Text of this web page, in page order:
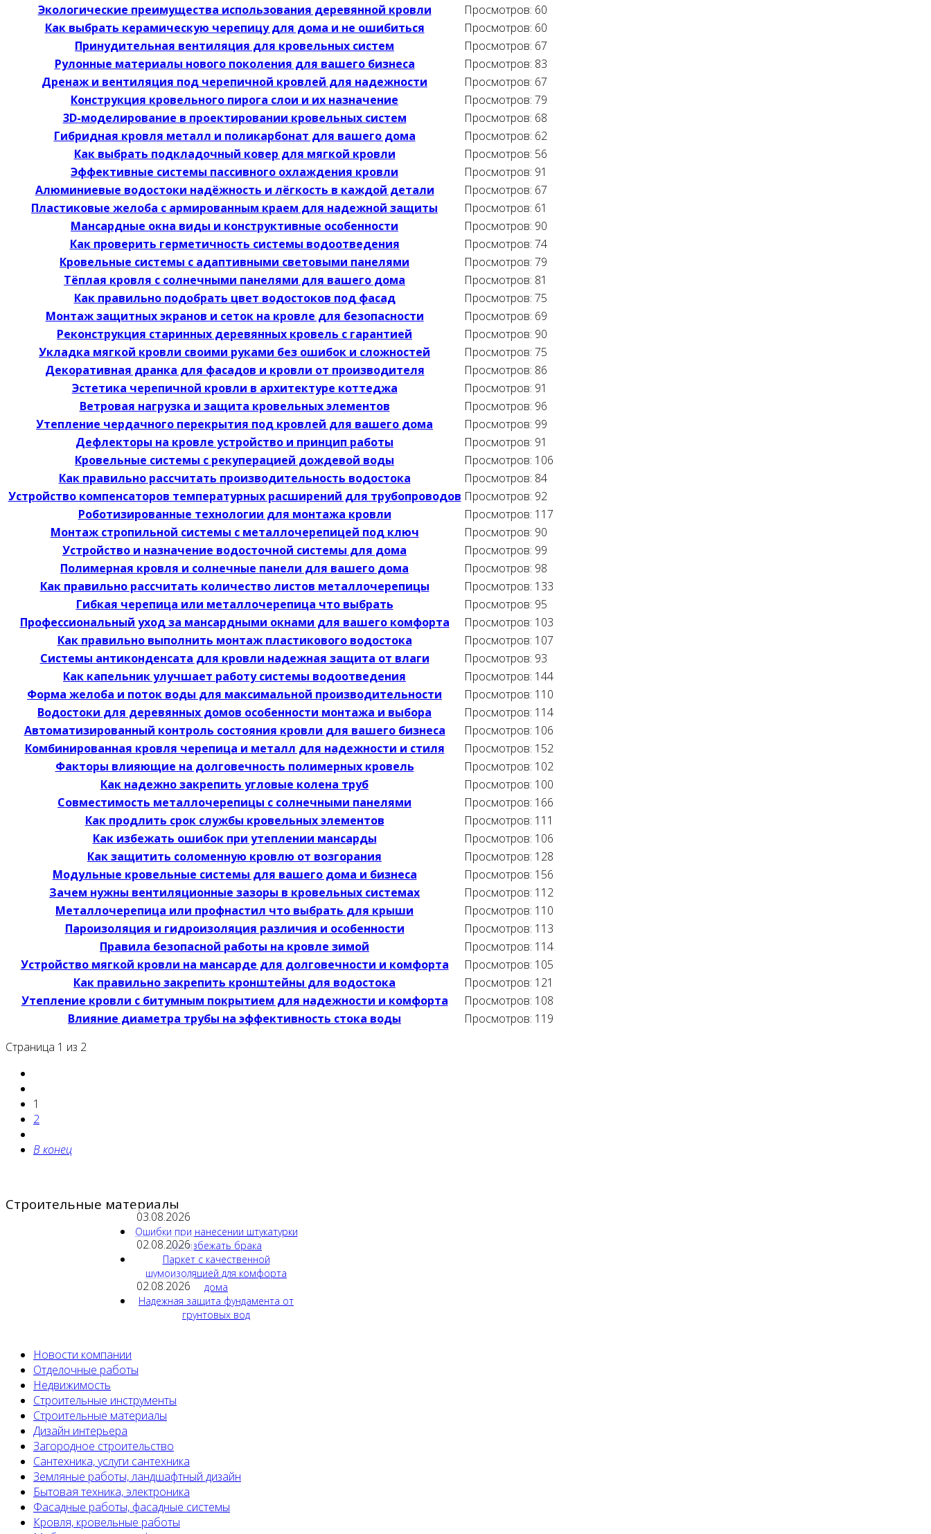
Экологические преимущества использования деревянной кровли
Просмотров: 60
Как выбрать керамическую черепицу для дома и не ошибиться
Просмотров: 60
Принудительная вентиляция для кровельных систем
Просмотров: 67
Рулонные материалы нового поколения для вашего бизнеса
Просмотров: 83
Дренаж и вентиляция под черепичной кровлей для надежности
Просмотров: 67
Конструкция кровельного пирога слои и их назначение
Просмотров: 79
3D-моделирование в проектировании кровельных систем
Просмотров: 68
Гибридная кровля металл и поликарбонат для вашего дома
Просмотров: 62
Как выбрать подкладочный ковер для мягкой кровли
Просмотров: 56
Эффективные системы пассивного охлаждения кровли
Просмотров: 91
Алюминиевые водостоки надёжность и лёгкость в каждой детали
Просмотров: 67
Пластиковые желоба с армированным краем для надежной защиты
Просмотров: 61
Мансардные окна виды и конструктивные особенности
Просмотров: 90
Как проверить герметичность системы водоотведения
Просмотров: 74
Кровельные системы с адаптивными световыми панелями
Просмотров: 79
Тёплая кровля с солнечными панелями для вашего дома
Просмотров: 81
Как правильно подобрать цвет водостоков под фасад
Просмотров: 75
Монтаж защитных экранов и сеток на кровле для безопасности
Просмотров: 69
Реконструкция старинных деревянных кровель с гарантией
Просмотров: 90
Укладка мягкой кровли своими руками без ошибок и сложностей
Просмотров: 75
Декоративная дранка для фасадов и кровли от производителя
Просмотров: 86
Эстетика черепичной кровли в архитектуре коттеджа
Просмотров: 91
Ветровая нагрузка и защита кровельных элементов
Просмотров: 96
Утепление чердачного перекрытия под кровлей для вашего дома
Просмотров: 99
Дефлекторы на кровле устройство и принцип работы
Просмотров: 91
Кровельные системы с рекуперацией дождевой воды
Просмотров: 106
Как правильно рассчитать производительность водостока
Просмотров: 84
Устройство компенсаторов температурных расширений для трубопроводов Просмотров: 92
Роботизированные технологии для монтажа кровли
Просмотров: 117
Монтаж стропильной системы с металлочерепицей под ключ
Просмотров: 90
Устройство и назначение водосточной системы для дома
Просмотров: 99
Полимерная кровля и солнечные панели для вашего дома
Просмотров: 98
Как правильно рассчитать количество листов металлочерепицы
Просмотров: 133
Гибкая черепица или металлочерепица что выбрать
Просмотров: 95
Профессиональный уход за мансардными окнами для вашего комфорта
Просмотров: 103
Как правильно выполнить монтаж пластикового водостока
Просмотров: 107
Системы антиконденсата для кровли надежная защита от влаги
Просмотров: 93
Как капельник улучшает работу системы водоотведения
Просмотров: 144
Форма желоба и поток воды для максимальной производительности
Просмотров: 110
Водостоки для деревянных домов особенности монтажа и выбора
Просмотров: 114
Автоматизированный контроль состояния кровли для вашего бизнеса
Просмотров: 106
Комбинированная кровля черепица и металл для надежности и стиля
Просмотров: 152
Факторы влияющие на долговечность полимерных кровель
Просмотров: 102
Как надежно закрепить угловые колена труб
Просмотров: 100
Совместимость металлочерепицы с солнечными панелями
Просмотров: 166
Как продлить срок службы кровельных элементов
Просмотров: 111
Как избежать ошибок при утеплении мансарды
Просмотров: 106
Как защитить соломенную кровлю от возгорания
Просмотров: 128
Модульные кровельные системы для вашего дома и бизнеса
Просмотров: 156
Зачем нужны вентиляционные зазоры в кровельных системах
Просмотров: 112
Металлочерепица или профнастил что выбрать для крыши
Просмотров: 110
Пароизоляция и гидроизоляция различия и особенности
Просмотров: 113
Правила безопасной работы на кровле зимой
Просмотров: 114
Устройство мягкой кровли на мансарде для долговечности и комфорта
Просмотров: 105
Как правильно закрепить кронштейны для водостока
Просмотров: 121
Утепление кровли с битумным покрытием для надежности и комфорта
Просмотров: 108
Влияние диаметра трубы на эффективность стока воды
Просмотров: 119
Страница 1 из 2
1
2
В конец
Строительные материалы
03.08.2026
Ошибки при нанесении штукатурки
как избежать брака
02.08.2026
Паркет с качественной
шумоизоляцией для комфорта
дома
02.08.2026
Надежная защита фундамента от
грунтовых вод
Новости компании
Отделочные работы
Недвижимость
Строительные инструменты
Строительные материалы
Дизайн интерьера
Загородное строительство
Сантехника, услуги сантехника
Земляные работы, ландшафтный дизайн
Бытовая техника, электроника
Фасадные работы, фасадные системы
Кровля, кровельные работы